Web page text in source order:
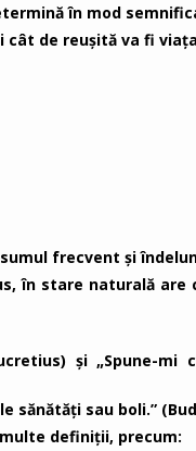
în mod
cât de reuşită va fi
frecvent și
în stare naturală
și „Spune-
sănătăţi sau boli.”
definiții, precum: